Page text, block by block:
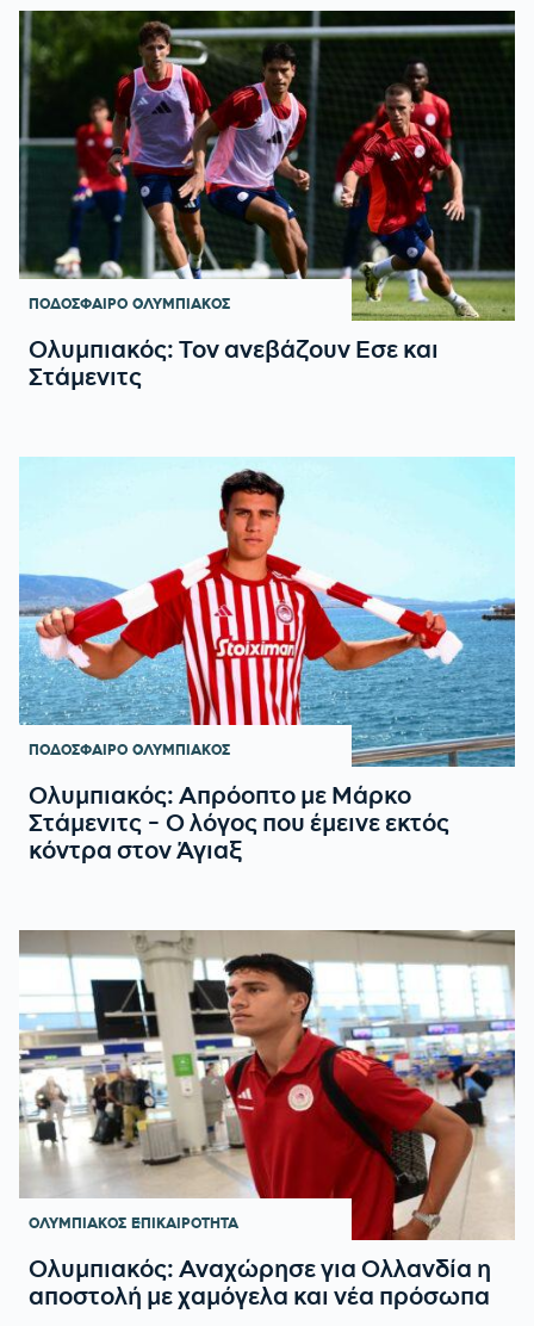
ΠΟΔΟΣΦΑΙΡΟ ΟΛΥΜΠΙΑΚΟΣ
Ολυμπιακός: Τον ανεβάζουν Εσε και
Στάμενιτς
ΠΟΔΟΣΦΑΙΡΟ ΟΛΥΜΠΙΑΚΟΣ
Ολυμπιακός: Απρόοπτο με Μάρκο
Στάμενιτς - Ο λόγος που έμεινε εκτός
κόντρα στον Άγιαξ
ΟΛΥΜΠΙΑΚΟΣ ΕΠΙΚΑΙΡΟΤΗΤΑ
Ολυμπιακός: Αναχώρησε για Ολλανδία η
αποστολή με χαμόγελα και νέα πρόσωπα